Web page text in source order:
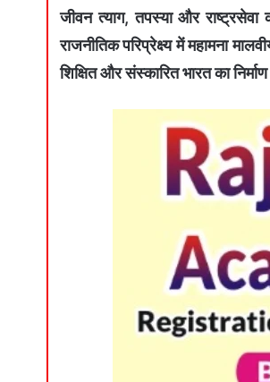
जीवन त्याग, तपस्या और
राजनीतिक परिप्रेक्ष्य में महामना
शिक्षित और संस्कारित भारत का